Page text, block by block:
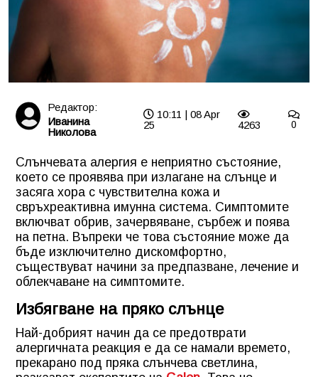
Редактор:
Иванина
Николова
10:11 | 08 Apr
25
4263 0
Слънчевата алергия е неприятно състояние,
което се проявява при излагане на слънце и
засяга хора с чувствителна кожа и
свръхреактивна имунна система. Симптомите
включват обрив, зачервяване, сърбеж и поява
на петна. Въпреки че това състояние може да
бъде изключително дискомфортно,
съществуват начини за предпазване, лечение и
облекчаване на симптомите.
Избягване на пряко слънце
Най-добрият начин да се предотврати
алергичната реакция е да се намали времето,
прекарано под пряка слънчева светлина,